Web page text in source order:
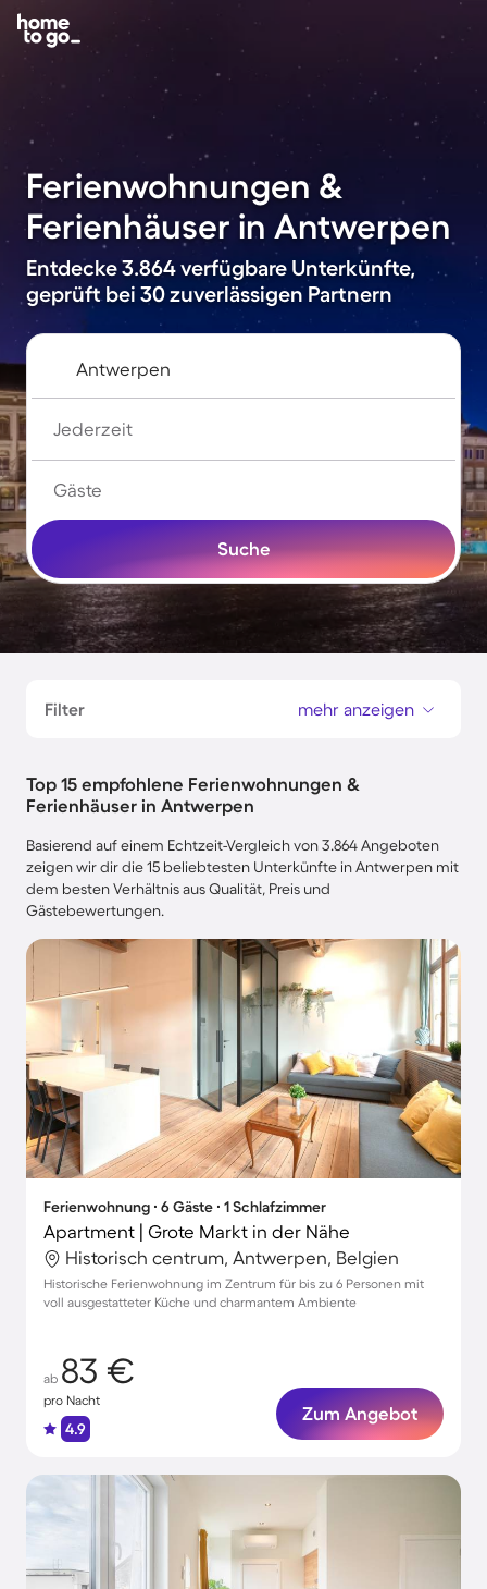
Ferienwohnungen &
Ferienhäuser in Antwerpen
Entdecke 3.864 verfügbare Unterkünfte,
geprüft bei 30 zuverlässigen Partnern
Jederzeit
Gäste
Suche
Filter mehr anzeigen
Top 15 empfohlene Ferienwohnungen &
Ferienhäuser in Antwerpen
Basierend auf einem Echtzeit-Vergleich von 3.864 Angeboten
zeigen wir dir die 15 beliebtesten Unterkünfte in Antwerpen mit
dem besten Verhältnis aus Qualität, Preis und
Gästebewertungen.
Ferienwohnung ∙ 6 Gäste ∙ 1 Schlafzimmer
Apartment | Grote Markt in der Nähe
Historisch centrum, Antwerpen, Belgien
Historische Ferienwohnung im Zentrum für bis zu 6 Personen mit
voll ausgestatteter Küche und charmantem Ambiente
ab 83 €
pro Nacht
4.9
Zum Angebot